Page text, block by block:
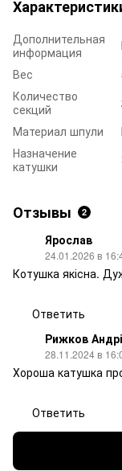
Дополнительная
информация
Вес
Количество
секций
Материал шпули
Назначение
катушки
Отзывы 2
Ярослав
24.01.2026 в
Котушка якісна.
Ответить
Рижков
28.11.2024 в
Хороша катушка
Ответить